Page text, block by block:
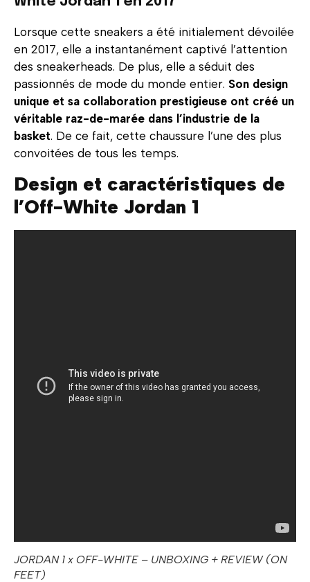
Lorsque cette sneakers a été initialement dévoilée
en 2017, elle a instantanément captivé l’attention
des sneakerheads. De plus, elle a séduit des
passionnés de mode du monde entier. Son design
unique et sa collaboration prestigieuse ont créé un
véritable raz-de-marée dans l’industrie de la
basket. De ce fait, cette chaussure l’une des plus
convoitées de tous les temps.
Design et caractéristiques de
l’Off-White Jordan 1
JORDAN 1 x OFF-WHITE – UNBOXING + REVIEW (ON
FEET)